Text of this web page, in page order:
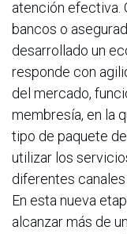
atención efectiva.
bancos o
desarrollado un
responde con
del mercado,
membresía, en la
tipo de paquete
utilizar los
diferentes
En esta nueva
alcanzar más de